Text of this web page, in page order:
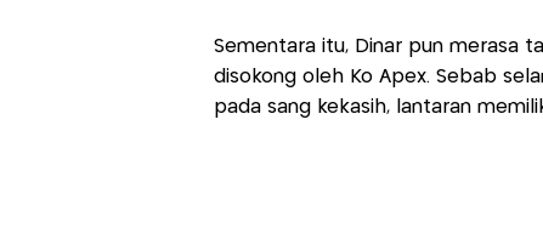
Sementara itu, Dinar pun merasa
disokong oleh Ko Apex. Sebab
pada sang kekasih, lantaran